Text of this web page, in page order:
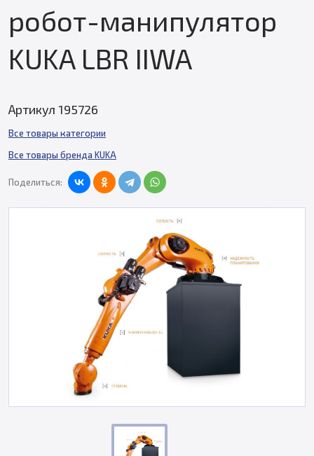
робот-манипулятор
KUKA LBR IIWA
Артикул 195726
Все товары категории
Все товары бренда KUKA
Поделиться: